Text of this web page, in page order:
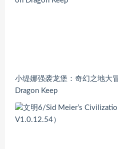
小缇娜强袭龙堡：奇幻之地大
Dragon Keep